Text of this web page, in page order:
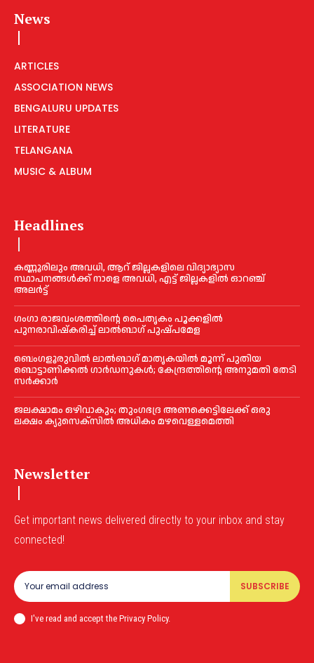
News
ARTICLES
ASSOCIATION NEWS
BENGALURU UPDATES
LITERATURE
TELANGANA
MUSIC & ALBUM
Headlines
കണ്ണൂരിലും അവധി, ആറ് ജില്ലകളിലെ വിദ്യാഭ്യാസ
സ്ഥാപനങ്ങൾക്ക് നാളെ അവധി, എട്ട് ജില്ലകളിൽ ഓറഞ്ച്
അലർട്ട്
ഗംഗാ രാജവംശത്തിന്റെ പൈതൃകം പൂക്കളിൽ
പുനരാവിഷ്‌കരിച്ച് ലാൽബാഗ് പുഷ്പമേള
ബെംഗളൂരുവിൽ ലാൽബാഗ് മാതൃകയിൽ മൂന്ന് പുതിയ
ബൊട്ടാണിക്കൽ ഗാർഡനുകൾ; കേന്ദ്രത്തിന്റെ അനുമതി തേടി
സർക്കാർ
ജലക്ഷാമം ഒഴിവാകും; തുംഗഭദ്ര അണക്കെട്ടിലേക്ക് ഒരു
ലക്ഷം ക്യുസെക്സില്‍ അധികം മഴവെള്ളമെത്തി
Newsletter
Get important news delivered directly to your inbox and stay
connected!
SUBSCRIBE
I've read and accept the Privacy Policy.